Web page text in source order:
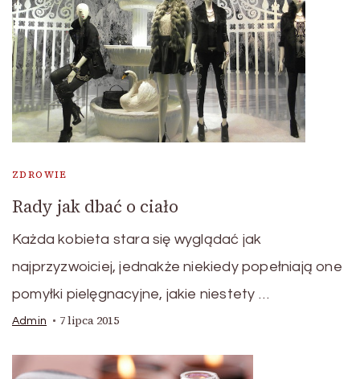
ZDROWIE
Rady jak dbać o ciało
Każda kobieta stara się wyglądać jak
najprzyzwoiciej, jednakże niekiedy popełniają one
pomyłki pielęgnacyjne, jakie niestety …
Admin 7 lipca 2015